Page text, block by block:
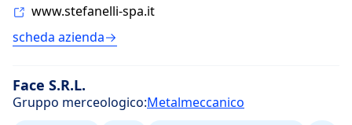
www.stefanelli-spa.it
scheda azienda
Face S.R.L.
Gruppo merceologico:Metalmeccanico